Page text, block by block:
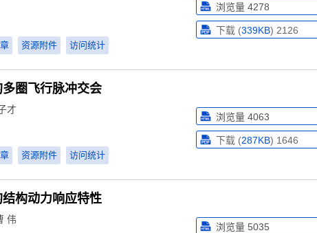
资源附件 访问统计
浏览量 4278
下载 (339KB) 2126
圈飞行脉冲交会
才
资源附件 访问统计
浏览量 4063
下载 (287KB) 1646
构动力响应特性
伟
浏览量 5035